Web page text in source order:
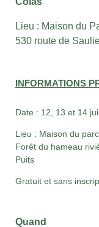
Lieu : Maison du
530 route de
INFORMATIONS
Date : 12, 13 et 14
Lieu : Maison du
Forêt du hameau
Puits
Gratuit et sans
Quand